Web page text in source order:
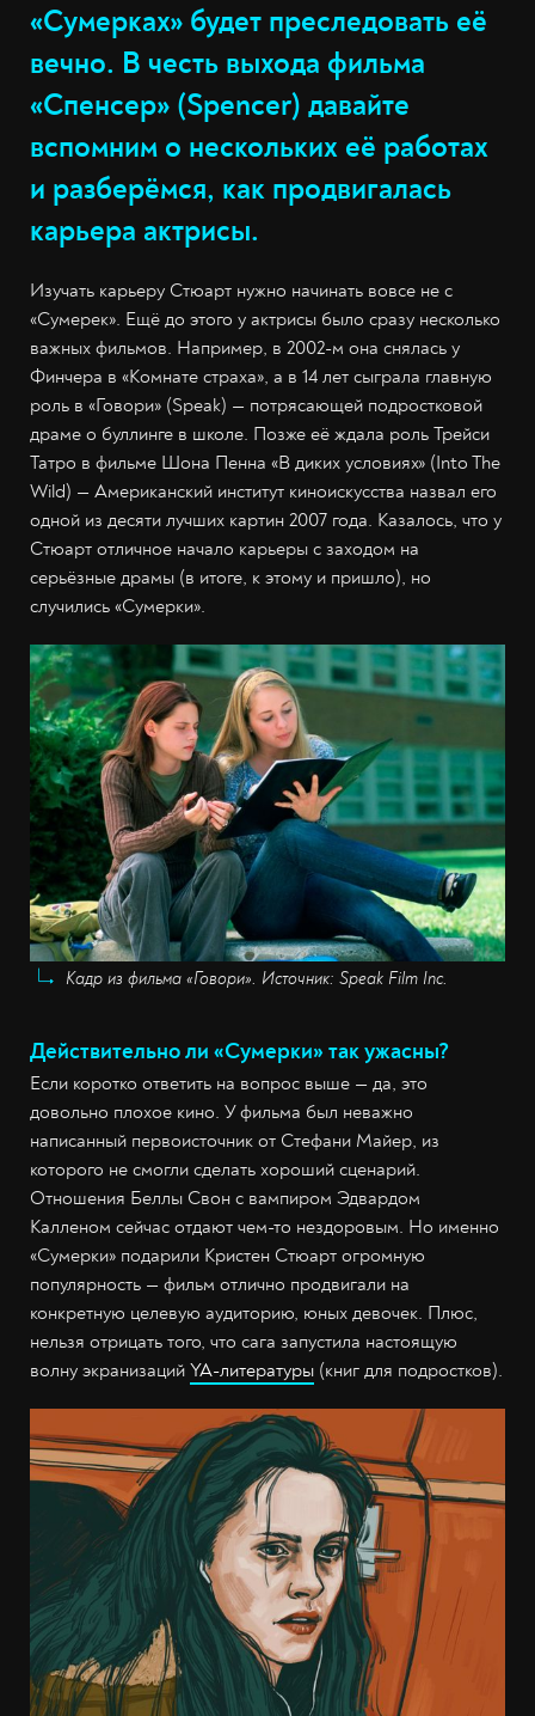
«Сумерках» будет преследовать её
вечно. В честь выхода фильма
«Спенсер» (Spencer) давайте
вспомним о нескольких её работах
и разберёмся, как продвигалась
карьера актрисы.
Изучать карьеру Стюарт нужно начинать вовсе не с
«Сумерек». Ещё до этого у актрисы было сразу несколько
важных фильмов. Например, в 2002-м она снялась у
Финчера в «Комнате страха», а в 14 лет сыграла главную
роль в «Говори» (Speak) — потрясающей подростковой
драме о буллинге в школе. Позже её ждала роль Трейси
Татро в фильме Шона Пенна «В диких условиях» (Into The
Wild) — Американский институт киноискусства назвал его
одной из десяти лучших картин 2007 года. Казалось, что у
Стюарт отличное начало карьеры с заходом на
серьёзные драмы (в итоге, к этому и пришло), но
случились «Сумерки».
Кадр из фильма «Говори». Источник: Speak Film Inc.
Действительно ли «Сумерки» так ужасны?
Если коротко ответить на вопрос выше — да, это
довольно плохое кино. У фильма был неважно
написанный первоисточник от Стефани Майер, из
которого не смогли сделать хороший сценарий.
Отношения Беллы Свон с вампиром Эдвардом
Калленом сейчас отдают чем-то нездоровым. Но именно
«Сумерки» подарили Кристен Стюарт огромную
популярность — фильм отлично продвигали на
конкретную целевую аудиторию, юных девочек. Плюс,
нельзя отрицать того, что сага запустила настоящую
волну экранизаций YA-литературы (книг для подростков).